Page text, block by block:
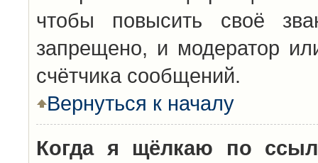
чтобы повысить своё
запрещено, и модератор
счётчика сообщений.
Вернуться к началу
Когда я щёлкаю по